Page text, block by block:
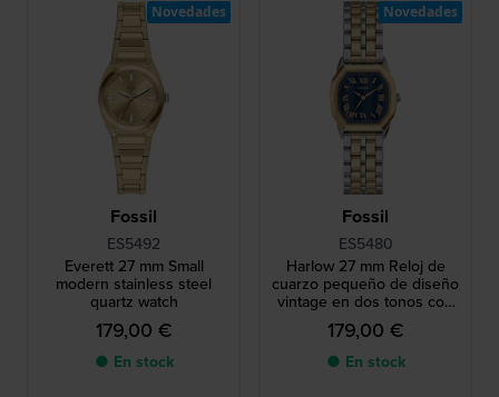
Fossil
ES5492
Everett 27 mm Small
modern stainless steel
quartz watch
179,00 €
● En stock
Novedades
Fossil
ES5480
Harlow 27 mm Reloj de
cuarzo pequeño de diseño
vintage en dos tonos con
caja octogonal
179,00 €
● En stock
Novedades